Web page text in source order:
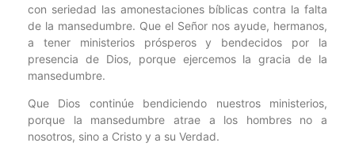
con seriedad las amonestaciones bíblicas contra la falta
de la mansedumbre. Que el Señor nos ayude, hermanos,
a tener ministerios prósperos y bendecidos por la
presencia de Dios, porque ejercemos la gracia de la
mansedumbre.
Que Dios continúe bendiciendo nuestros ministerios,
porque la mansedumbre atrae a los hombres no a
nosotros, sino a Cristo y a su Verdad.